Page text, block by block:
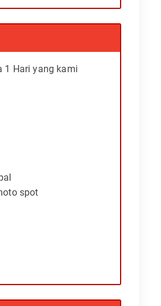
1 Hari yang kami
spot